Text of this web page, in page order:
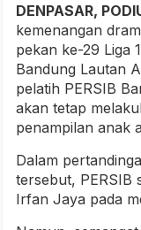
DENPASAR,
kemenangan
pekan ke-29 Liga
Bandung Lautan
pelatih PERSIB
akan tetap
penampilan anak
Dalam
tersebut, PERSIB
Irfan Jaya pada